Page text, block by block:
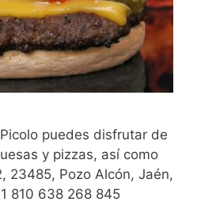
puedes disfrutar de
y pizzas, así como
23485, Pozo Alcón, Jaén,
810 638 268 845